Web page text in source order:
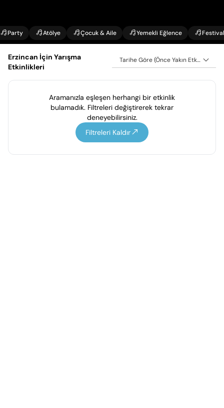
Party Atölye Çocuk & Aile Yemekli Eğlence Festival
Erzincan İçin Yarışma
Etkinlikleri
Tarihe Göre (Önce Yakın Etkinlikler)
Aramanızla eşleşen herhangi bir etkinlik
bulamadık. Filtreleri değiştirerek tekrar
deneyebilirsiniz.
Filtreleri Kaldır